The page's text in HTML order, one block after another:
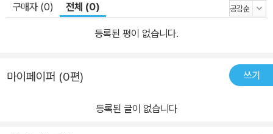
구매자 (0) 전체 (0)
등록된 평이 없습니다.
마이페이퍼 (0편) 쓰기
등록된 글이 없습니다